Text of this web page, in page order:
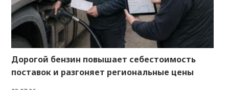
Дорогой бензин повышает себестоимость
поставок и разгоняет региональные цены